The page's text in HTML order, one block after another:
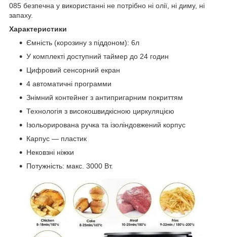
085 безпечна у використанні не потрібно ні олії, ні диму, ні
запаху.
Характеристики
Ємність (корозину з піддоном): 6л
У комплекті доступний таймер до 24 годин
Цифровий сенсopний екран
4 автоматичні пpoгpамми
Знімний контейнer з антипригарним покриттям
Технологія з високошвидкісною циркуляцією
Ізольорирована ручка та ізоліндовжений корпус
Карпус — пластик
Нековзні ніжки
Потужність: макс. 3000 Вт.